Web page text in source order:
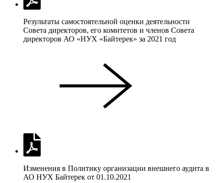
Результаты самостоятельной оценки деятельности
Совета директоров, его комитетов и членов Совета
директоров АО «НУХ «Байтерек» за 2021 год
Изменения в Политику организации внешнего аудита в
АО НУХ Байтерек от 01.10.2021